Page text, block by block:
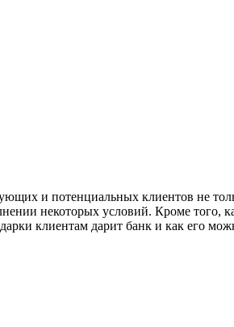
и потенциальных клиентов не
некоторых условий. Кроме того,
клиентам дарит банк и как его